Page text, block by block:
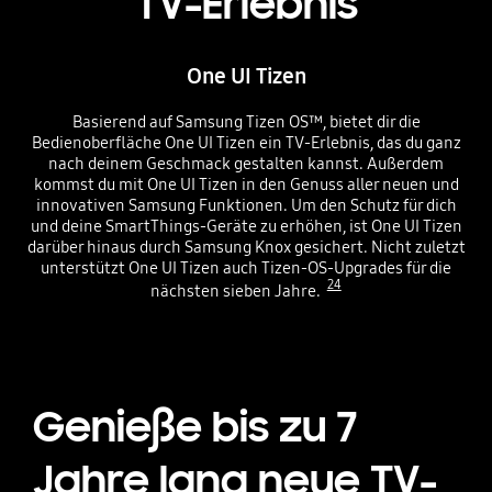
One UI Tizen
Basierend auf Samsung Tizen OS™, bietet dir die
Bedienoberfläche One UI Tizen ein TV-Erlebnis, das du ganz
nach deinem Geschmack gestalten kannst. Außerdem
kommst du mit One UI Tizen in den Genuss aller neuen und
innovativen Samsung Funktionen. Um den Schutz für dich
und deine SmartThings-Geräte zu erhöhen, ist One UI Tizen
darüber hinaus durch Samsung Knox gesichert. Nicht zuletzt
unterstützt One UI Tizen auch Tizen-OS-Upgrades für die
nächsten sieben Jahre. 24
Genieße bis zu 7
Jahre lang neue TV-